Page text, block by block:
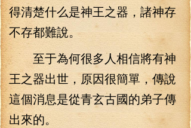
得清楚什么是神王之器，諸神存
不存都難說。
至于為何很多人相信將有神
王之器出世，原因很簡單，傳說
這個消息是從青玄古國的弟子傳
出來的。